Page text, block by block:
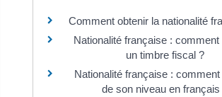
Comment obtenir la nationalité
Nationalité française : comment
un timbre fiscal ?
Nationalité française :
de son niveau en français